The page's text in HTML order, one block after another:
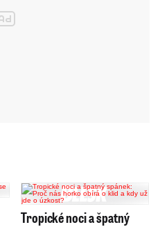
Tropické noci a špatný